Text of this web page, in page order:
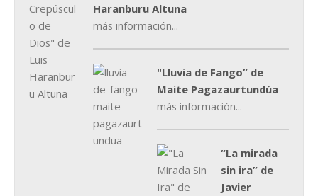
Haranburu Altuna
más información...
"Lluvia de Fango” de
Maite Pagazaurtundúa
más información...
“La mirada
sin ira” de
Javier